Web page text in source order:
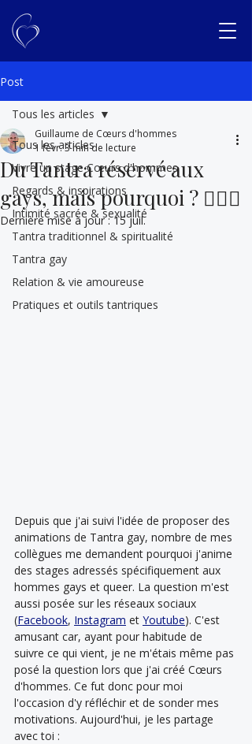
Post
Tous les articles
Vivre un stage Cœurs d'hommes
Regards & inspirations
Intimité sacrée & sexualité
Tantra traditionnel & spiritualité
Tantra gay
Relation & vie amoureuse
Pratiques et outils tantriques
Tous les articles
Du Tantra réservé aux
gays, mais pourquoi ? 🏳‍🌈🤔
Guillaume de Cœurs d'hommes
1 févr.3 min de lecture
Dernière mise à jour :15 juil.
Depuis que j'ai suivi l'idée de proposer des
animations de Tantra gay, nombre de mes
collègues me demandent pourquoi j'anime
des stages adressés spécifiquement aux
hommes gays et queer. La question m'est
aussi posée sur les réseaux sociaux
(Facebook, Instagram et Youtube). C'est
amusant car, ayant pour habitude de
suivre ce qui vient, je ne m'étais même pas
posé la question lors que j'ai créé Cœurs
d'hommes. Ce fut donc pour moi
l'occasion d'y réfléchir et de sonder mes
motivations. Aujourd'hui, je les partage
avec toi :